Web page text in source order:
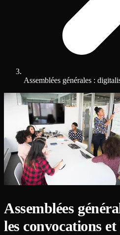
Assemblées générales :
Assemblées
les convocations